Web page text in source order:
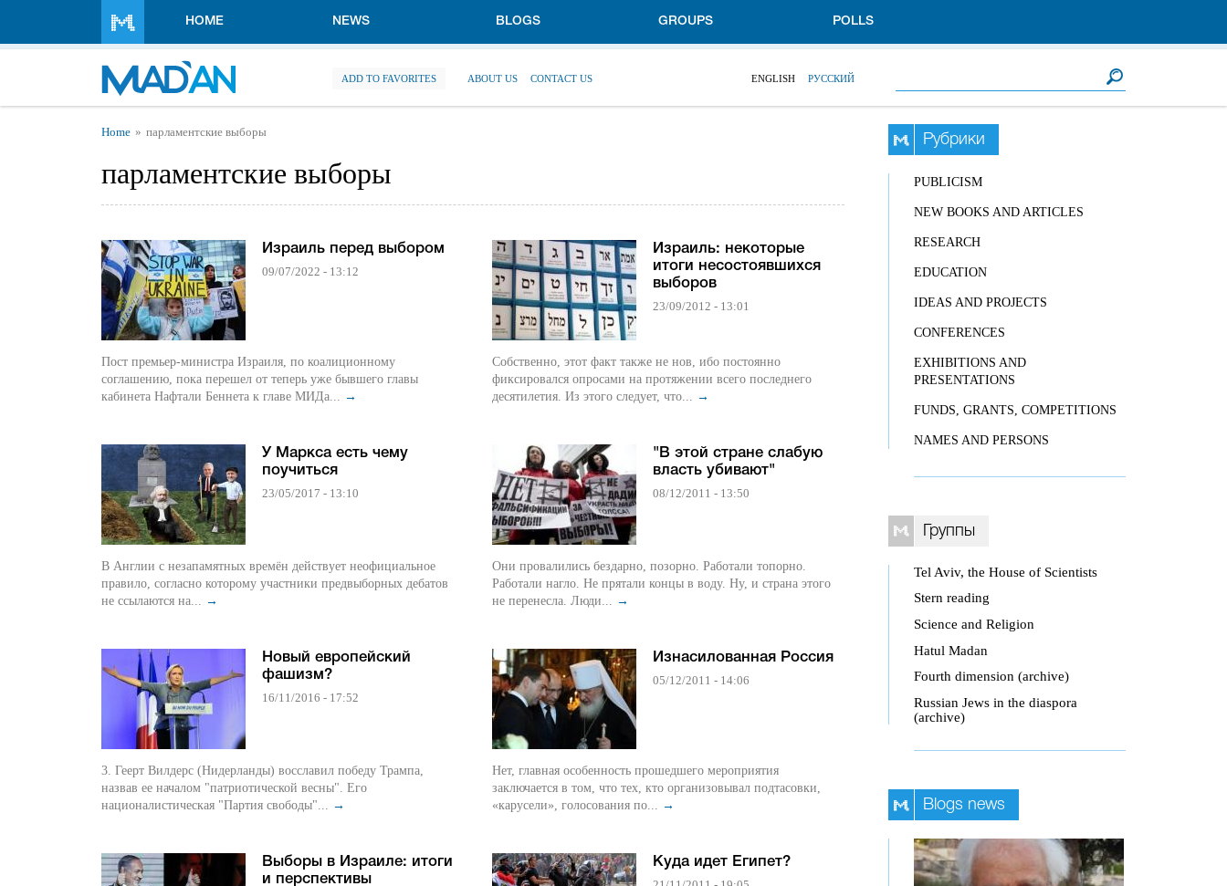
HOME NEWS BLOGS GROUPS POLLS
ADD TO FAVORITES ABOUT US CONTACT US ENGLISH РУССКИЙ
You are here
Home парламентские выборы
парламентские выборы
Израиль перед выбором
09/07/2022 - 13:12
Пост премьер-министра Израиля, по коалиционному
соглашению, пока перешел от теперь уже бывшего главы
кабинета Нафтали Беннета к главе МИДа... →
У Маркса есть чему
поучиться
23/05/2017 - 13:10
В Англии с незапамятных времён действует неофициальное
правило, согласно которому участники предвыборных дебатов
не ссылаются на... →
Новый европейский
фашизм?
16/11/2016 - 17:52
3. Геерт Вилдерс (Нидерланды) восславил победу Трампа,
назвав ее началом "патриотической весны". Его
националистическая "Партия свободы"... →
Выборы в Израиле: итоги
и перспективы
Израиль: некоторые
итоги несостоявшихся
выборов
23/09/2012 - 13:01
Собственно, этот факт также не нов, ибо постоянно
фиксировался опросами на протяжении всего последнего
десятилетия. Из этого следует, что... →
"В этой стране слабую
власть убивают"
08/12/2011 - 13:50
Они провалились бездарно, позорно. Работали топорно.
Работали нагло. Не прятали концы в воду. Ну, и страна этого
не перенесла. Люди... →
Изнасилованная Россия
05/12/2011 - 14:06
Нет, главная особенность прошедшего мероприятия
заключается в том, что тех, кто организовывал подтасовки,
«карусели», голосования по... →
Куда идет Египет?
Рубрики
PUBLICISM
NEW BOOKS AND ARTICLES
RESEARCH
EDUCATION
IDEAS AND PROJECTS
CONFERENCES
EXHIBITIONS AND
PRESENTATIONS
FUNDS, GRANTS, COMPETITIONS
NAMES AND PERSONS
Группы
Tel Aviv, the House of Scientists
Stern reading
Science and Religion
Hatul Madan
Fourth dimension (archive)
Russian Jews in the diaspora
(archive)
Blogs news